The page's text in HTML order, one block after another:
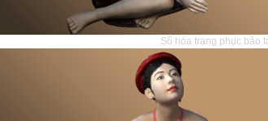
Số hóa trang phục bảo